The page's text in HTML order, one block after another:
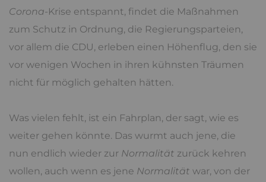
Corona-Krise entspannt, findet die Maßnahmen
zum Schutz in Ordnung, die Regierungsparteien,
vor allem die CDU, erleben einen Höhenflug, den sie
vor wenigen Wochen in ihren kühnsten Träumen
nicht für möglich gehalten hätten.
Was vielen fehlt, ist ein Fahrplan, der sagt, wie es
weiter gehen könnte. Das wurmt auch jene, die
nun endlich wieder zur Normalität zurück kehren
wollen, auch wenn es jene Normalität war, von der